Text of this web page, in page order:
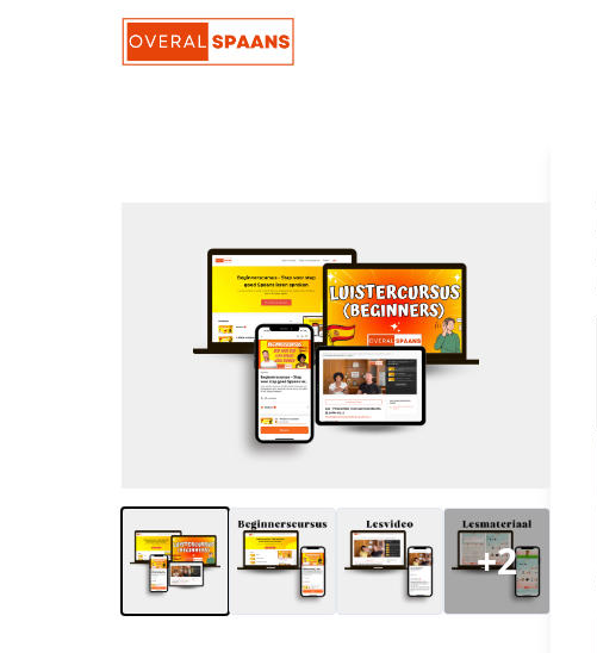
+2